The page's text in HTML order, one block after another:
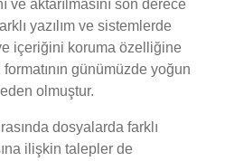
ve aktarılmasını son derece
yazılım ve sistemlerde
içeriğini koruma özelliğine
günümüzde yoğun
olmuştur.
dosyalarda farklı
ilişkin talepler de